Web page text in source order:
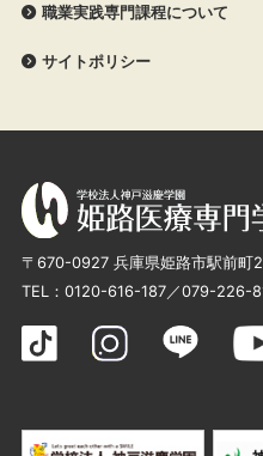
職業実践専門課程について
サイトポリシー
〒670-0927 兵庫県姫路市駅前町
TEL： 0120-616-187／079-226-